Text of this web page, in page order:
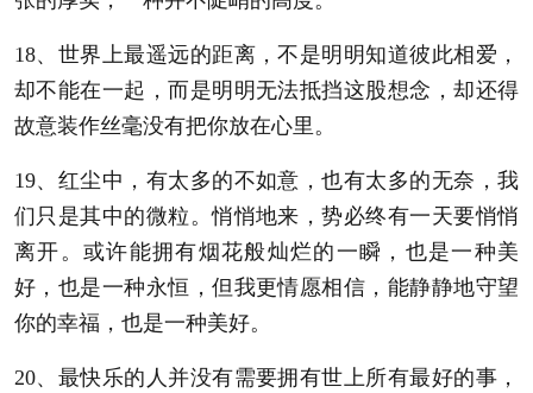
18、世界上最遥远的距离，不是明明知道彼此相爱，
却不能在一起，而是明明无法抵挡这股想念，却还得
故意装作丝毫没有把你放在心里。
19、红尘中，有太多的不如意，也有太多的无奈，我
们只是其中的微粒。悄悄地来，势必终有一天要悄悄
离开。或许能拥有烟花般灿烂的一瞬，也是一种美
好，也是一种永恒，但我更情愿相信，能静静地守望
你的幸福，也是一种美好。
20、最快乐的人并没有需要拥有世上所有最好的事，